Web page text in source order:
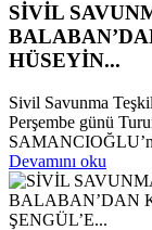
SİVİL
HÜSEYİN...
Sivil Savunma
Perşembe günü
Devamını oku